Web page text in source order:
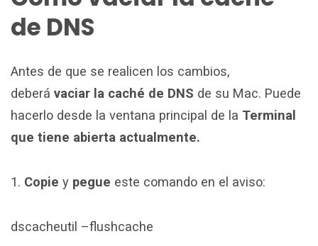
de DNS
Antes de que se realicen los cambios,
deberá vaciar la caché de DNS de su Mac. Puede
hacerlo desde la ventana principal de la Terminal
que tiene abierta actualmente.
1. Copie y pegue este comando en el aviso:
dscacheutil –flushcache